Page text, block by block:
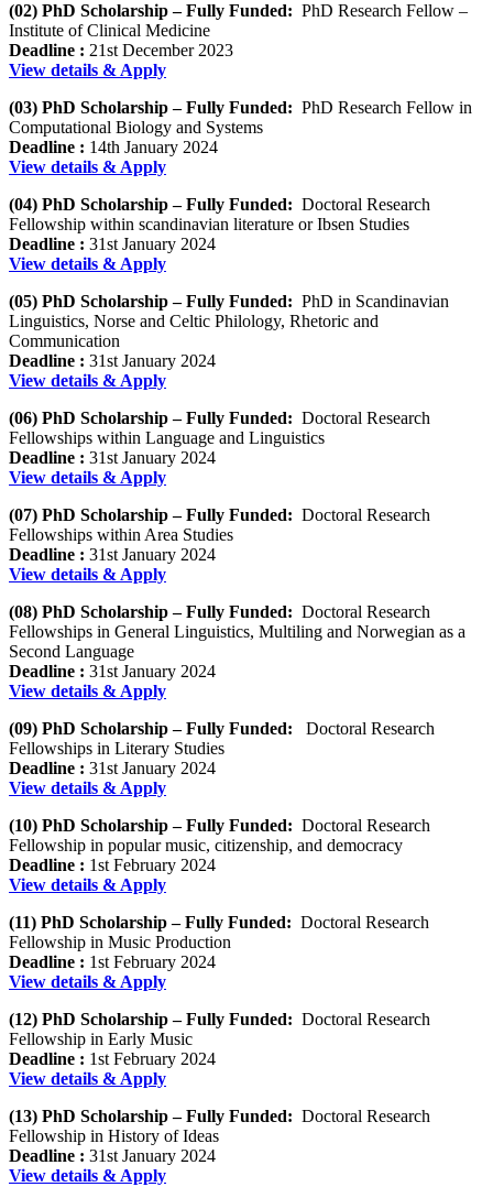
(02) PhD Scholarship – Fully Funded: PhD Research Fellow –
Institute of Clinical Medicine
Deadline : 21st December 2023
View details & Apply
(03) PhD Scholarship – Fully Funded: PhD Research Fellow in
Computational Biology and Systems
Deadline : 14th January 2024
View details & Apply
(04) PhD Scholarship – Fully Funded: Doctoral Research
Fellowship within scandinavian literature or Ibsen Studies
Deadline : 31st January 2024
View details & Apply
(05) PhD Scholarship – Fully Funded: PhD in Scandinavian
Linguistics, Norse and Celtic Philology, Rhetoric and
Communication
Deadline : 31st January 2024
View details & Apply
(06) PhD Scholarship – Fully Funded: Doctoral Research
Fellowships within Language and Linguistics
Deadline : 31st January 2024
View details & Apply
(07) PhD Scholarship – Fully Funded: Doctoral Research
Fellowships within Area Studies
Deadline : 31st January 2024
View details & Apply
(08) PhD Scholarship – Fully Funded: Doctoral Research
Fellowships in General Linguistics, Multiling and Norwegian as a
Second Language
Deadline : 31st January 2024
View details & Apply
(09) PhD Scholarship – Fully Funded: Doctoral Research
Fellowships in Literary Studies
Deadline : 31st January 2024
View details & Apply
(10) PhD Scholarship – Fully Funded: Doctoral Research
Fellowship in popular music, citizenship, and democracy
Deadline : 1st February 2024
View details & Apply
(11) PhD Scholarship – Fully Funded: Doctoral Research
Fellowship in Music Production
Deadline : 1st February 2024
View details & Apply
(12) PhD Scholarship – Fully Funded: Doctoral Research
Fellowship in Early Music
Deadline : 1st February 2024
View details & Apply
(13) PhD Scholarship – Fully Funded: Doctoral Research
Fellowship in History of Ideas
Deadline : 31st January 2024
View details & Apply